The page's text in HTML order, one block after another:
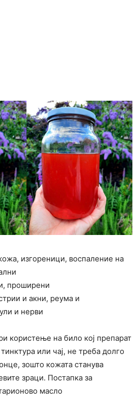
изгореници, воспаление на
проширени
и акни, реума и
и нерви
користење на било кој препарат
или чај, не треба долго
зошто кожата станува
зраци. Постапка за
масло